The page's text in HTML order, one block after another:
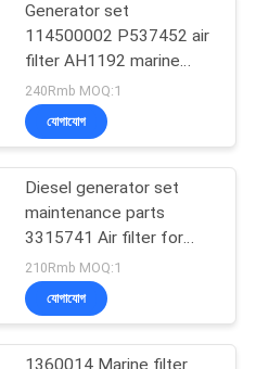
Generator set
114500002 P537452 air
filter AH1192 marine
PA3555 filter element
96896002
240Rmb MOQ:1
যোগাযোগ
Diesel generator set
maintenance parts
3315741 Air filter for
diesel generator set
AH1101 snail air filter
element AH1100
210Rmb MOQ:1
যোগাযোগ
1360014 Marine filter